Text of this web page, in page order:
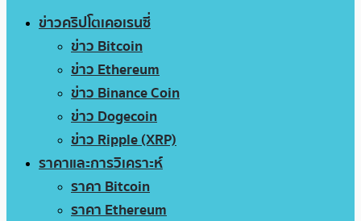
ข่าวคริปโตเคอเรนซี่
ข่าว Bitcoin
ข่าว Ethereum
ข่าว Binance Coin
ข่าว Dogecoin
ข่าว Ripple (XRP)
ราคาและการวิเคราะห์
ราคา Bitcoin
ราคา Ethereum